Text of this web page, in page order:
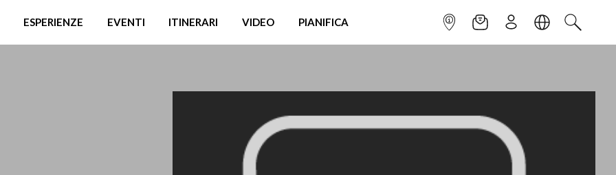
ESPERIENZE EVENTI ITINERARI VIDEO PIANIFICA INFOPOINTNEWSLETTER
ISCRIVITILINGUACERCA